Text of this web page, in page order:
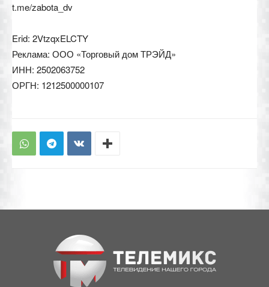
t.me/zabota_dv
Erid: 2VtzqxELCTY
Реклама: ООО «Торговый дом ТРЭЙД»
ИНН: 2502063752
ОРГН: 1212500000107